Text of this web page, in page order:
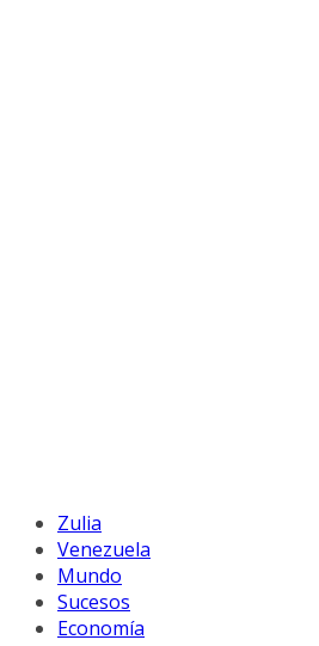
Zulia
Venezuela
Mundo
Sucesos
Economía